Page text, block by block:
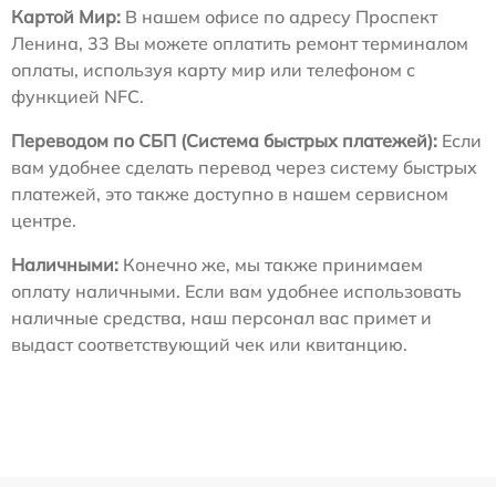
Картой Мир: В нашем офисе по адресу Проспект
Ленина, 33 Вы можете оплатить ремонт терминалом
оплаты, используя карту мир или телефоном с
функцией NFC.
Переводом по СБП (Система быстрых платежей): Если
вам удобнее сделать перевод через систему быстрых
платежей, это также доступно в нашем сервисном
центре.
Наличными: Конечно же, мы также принимаем
оплату наличными. Если вам удобнее использовать
наличные средства, наш персонал вас примет и
выдаст соответствующий чек или квитанцию.